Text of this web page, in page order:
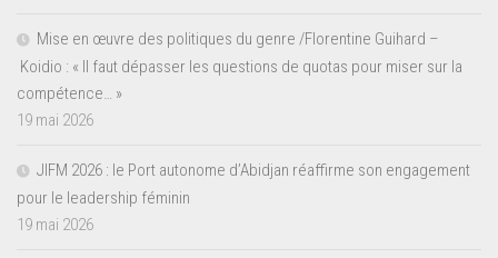
Mise en œuvre des politiques du genre /Florentine Guihard –
Koidio : « Il faut dépasser les questions de quotas pour miser sur la
compétence… »
19 mai 2026
JIFM 2026 : le Port autonome d’Abidjan réaffirme son engagement
pour le leadership féminin
19 mai 2026